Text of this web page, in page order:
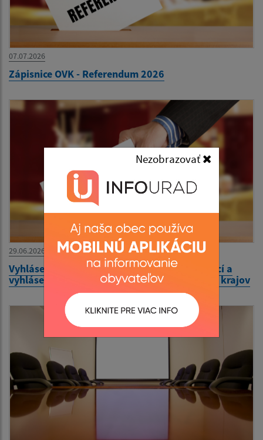
Nezobrazovať
07.07.2026
Zápisnice OVK - Referendum 2026
29.06.2026
Vyhlásenie volieb do orgánov samosprávy obcí a
vyhlásenie volieb do orgánov samosprávnych krajov